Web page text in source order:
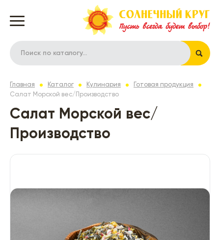
Главная Каталог Кулинария
Готовая продукция
Салат Морской вес/Производство
Салат Морской вес/
Производство